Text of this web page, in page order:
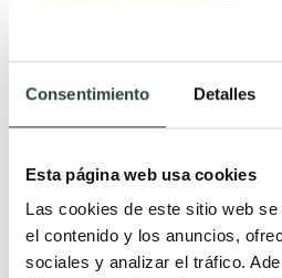
Consentimiento Detalles
Esta página web usa cookies
Las cookies de este sitio web
el contenido y los anuncios,
sociales y analizar el tráfico.